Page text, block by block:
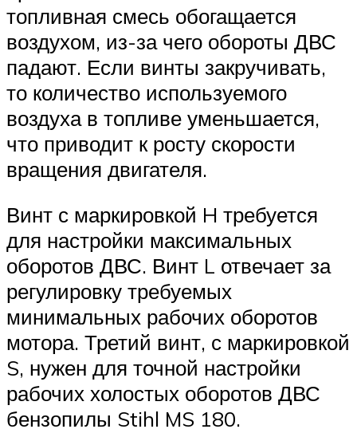
топливная смесь обогащается
воздухом, из-за чего обороты ДВС
падают. Если винты закручивать,
то количество используемого
воздуха в топливе уменьшается,
что приводит к росту скорости
вращения двигателя.
Винт с маркировкой H требуется
для настройки максимальных
оборотов ДВС. Винт L отвечает за
регулировку требуемых
минимальных рабочих оборотов
мотора. Третий винт, с маркировкой
S, нужен для точной настройки
рабочих холостых оборотов ДВС
бензопилы Stihl MS 180.